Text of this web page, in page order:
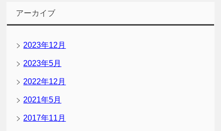
アーカイブ
2023年12月
2023年5月
2022年12月
2021年5月
2017年11月